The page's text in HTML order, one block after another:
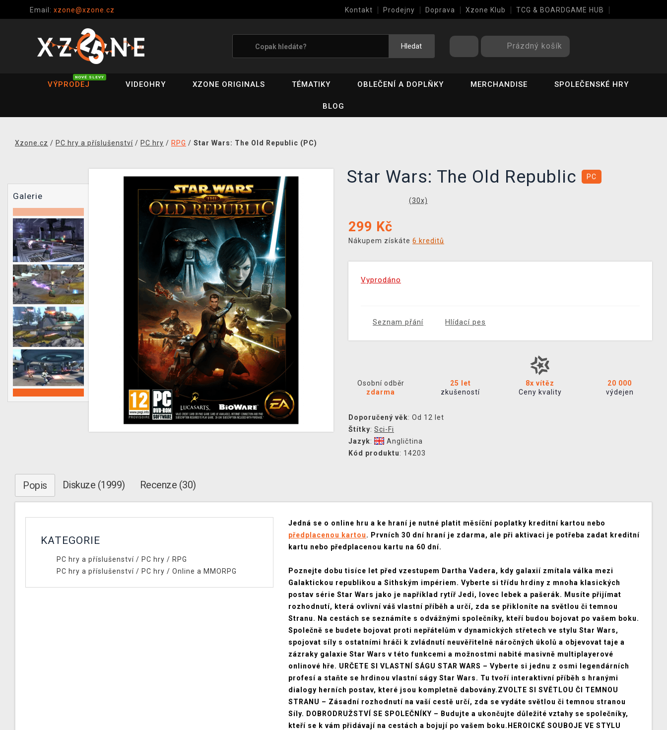
Email: xzone@xzone.cz Kontakt Prodejny Doprava Xzone Klub TCG & BOARDGAME HUB
Hledat Prázdný košík
VÝPRODEJ
NOVÉ SLEVY
VIDEOHRY XZONE ORIGINALS TÉMATIKY OBLEČENÍ A DOPLŇKY MERCHANDISE SPOLEČENSKÉ HRY
BLOG
Xzone.cz / PC hry a příslušenství / PC hry / RPG / Star Wars: The Old Republic (PC)
Galerie
Star Wars: The Old Republic PC
(30x)
299 Kč
Nákupem získáte 6 kreditů
Vyprodáno
Seznam přání Hlídací pes
Osobní odběr
zdarma
25 let
zkušeností
8x vítěz
Ceny kvality
20 000
výdejen
Doporučený věk: Od 12 let
Štítky: Sci-Fi
Jazyk:
Angličtina
Kód produktu: 14203
Popis Diskuze (1999) Recenze (30)
KATEGORIE
PC hry a příslušenství/ PC hry / RPG
PC hry a příslušenství/ PC hry / Online a MMORPG
Jedná se o online hru a ke hraní je nutné platit měsíční poplatky kreditní kartou nebo
předplacenou kartou. Prvních 30 dní hraní je zdarma, ale při aktivaci je potřeba zadat kreditní
kartu nebo předplacenou kartu na 60 dní.
Poznejte dobu tisíce let před vzestupem Dartha Vadera, kdy galaxií zmítala válka mezi
Galaktickou republikou a Sithským impériem. Vyberte si třídu hrdiny z mnoha klasických
postav série Star Wars jako je například rytíř Jedi, lovec lebek a pašerák. Musíte přijímat
rozhodnutí, která ovlivní váš vlastní příběh a určí, zda se přikloníte na světlou či temnou
Stranu. Na cestách se seznámíte s odvážnými společníky, kteří budou bojovat po vašem boku.
Společně se budete bojovat proti nepřátelům v dynamických střetech ve stylu Star Wars,
spojovat síly s ostatními hráči k zvládnutí neuvěřitelně náročných úkolů a objevovat taje a
zázraky galaxie Star Wars v této funkcemi a možnostmi nabité masivně multiplayerové
onlinové hře. URČETE SI VLASTNÍ SÁGU STAR WARS – Vyberte si jednu z osmi legendárních
profesí a staňte se hrdinou vlastní ságy Star Wars. Tu tvoří interaktivní příběh s hranými
dialogy herních postav, které jsou kompletně dabovány.ZVOLTE SI SVĚTLOU ČI TEMNOU
STRANU – Zásadní rozhodnutí na vaší cestě určí, zda se vydáte světlou či temnou stranou
Síly. DOBRODRUŽSTVÍ SE SPOLEČNÍKY – Budujte a ukončujte důležité vztahy se společníky,
kteří se k vám přidávají na cestách a bojují po vašem boku.HEROICKÉ SOUBOJE VE STYLU